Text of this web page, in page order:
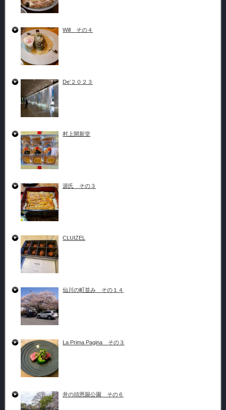
Will その４
De’２０２３
村上開新堂
源氏 その３
CLUIZEL
仙川の町並み その１４
La Prima Pagina その３
井の頭恩賜公園 その６